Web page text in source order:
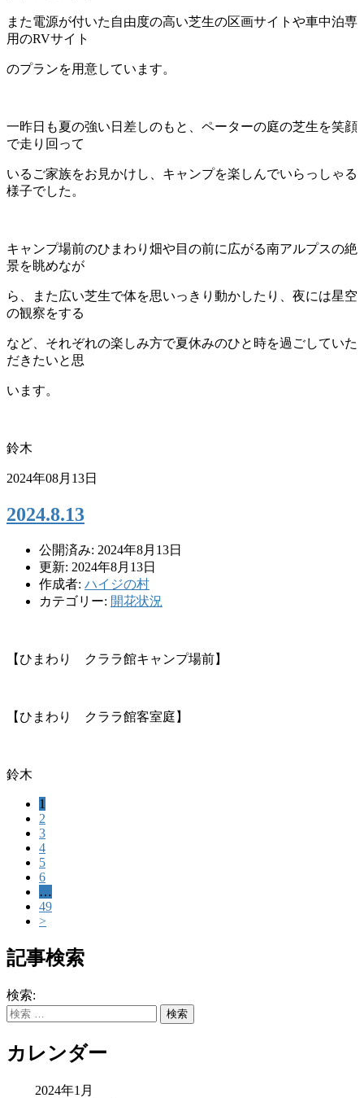
また電源が付いた自由度の高い芝生の区画サイトや車中泊専
用のRVサイト
のプランを用意しています。
一昨日も夏の強い日差しのもと、ペーターの庭の芝生を笑顔
で走り回って
いるご家族をお見かけし、キャンプを楽しんでいらっしゃる
様子でした。
キャンプ場前のひまわり畑や目の前に広がる南アルプスの絶
景を眺めなが
ら、また広い芝生で体を思いっきり動かしたり、夜には星空
の観察をする
など、それぞれの楽しみ方で夏休みのひと時を過ごしていた
だきたいと思
います。
鈴木
2024年08月13日
2024.8.13
公開済み: 2024年8月13日
更新: 2024年8月13日
作成者: ハイジの村
カテゴリー: 開花状況
【ひまわり クララ館キャンプ場前】
【ひまわり クララ館客室庭】
鈴木
1
2
3
4
5
6
…
49
>
記事検索
検索:
カレンダー
2024年1月